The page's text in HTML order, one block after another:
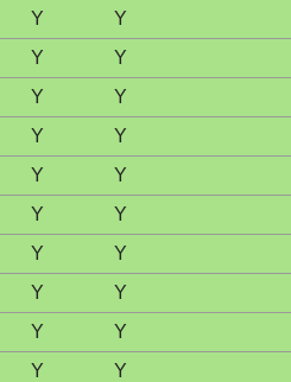
Y
Y
Y
Y
Y
Y
Y
Y
Y
Y
Y
Y
Y
Y
Y
Y
Y
Y
Y
Y